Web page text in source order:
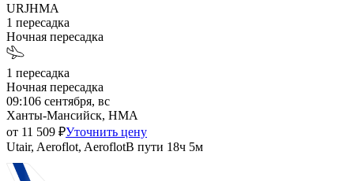
URJHMA
1 пересадка
Ночная пересадка
1 пересадка
Ночная пересадка
09:106 сентября, вс
Ханты-Мансийск, HMA
от 11 509 ₽Уточнить цену
Utair, Aeroflot, AeroflotВ пути 18ч 5м